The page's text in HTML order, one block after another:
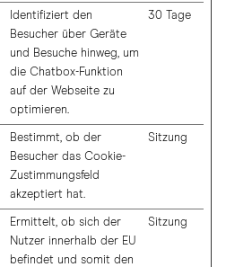
Identifiziert den
Besucher über Geräte
und Besuche hinweg, um
die Chatbox-Funktion
auf der Webseite zu
optimieren.
30 Tage
Bestimmt, ob der
Besucher das Cookie-
Zustimmungsfeld
akzeptiert hat.
Sitzung
Ermittelt, ob sich der
Nutzer innerhalb der EU
befindet und somit den
Sitzung